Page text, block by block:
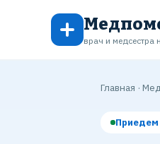
врач и медсестра
Главная ·
Приедем